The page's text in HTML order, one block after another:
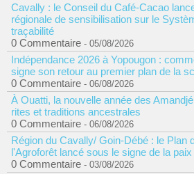
Cavally : le Conseil du Café-Cacao
régionale de sensibilisation sur le
traçabilité
0 Commentaire - 05/08/2026
Indépendance 2026 à Yopougon :
signe son retour au premier plan de la
0 Commentaire - 06/08/2026
À Ouatti, la nouvelle année des
rites et traditions ancestrales
0 Commentaire - 06/08/2026
Région du Cavally/ Goin-Débé : le Plan
l'Agroforêt lancé sous le signe de la
0 Commentaire - 03/08/2026